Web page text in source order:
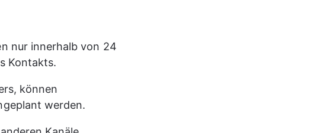
nur innerhalb von 24
Kontakts.
können
werden.